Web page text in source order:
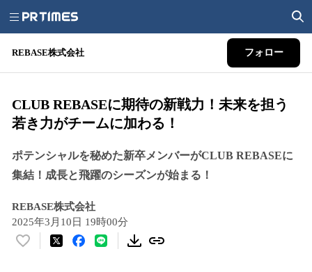
REBASE株式会社 フォロー
CLUB REBASEに期待の新戦力！未来を担う
若き力がチームに加わる！
ポテンシャルを秘めた新卒メンバーがCLUB REBASEに
集結！成長と飛躍のシーズンが始まる！
REBASE株式会社
2025年3月10日 19時00分
い